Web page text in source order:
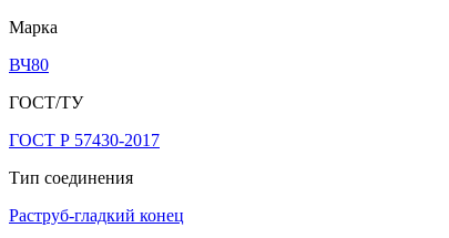
Марка
ВЧ80
ГОСТ/ТУ
ГОСТ Р 57430-2017
Тип соединения
Раструб-гладкий конец